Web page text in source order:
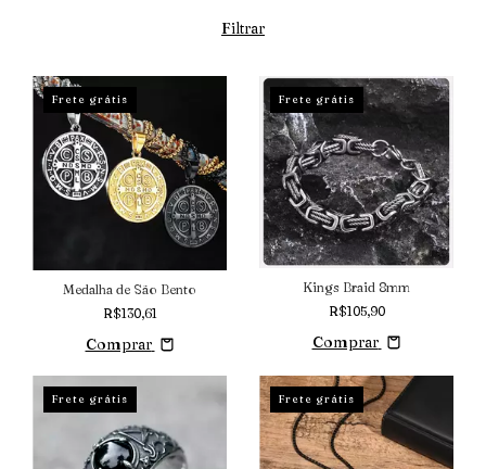
Filtrar
Frete grátis
Medalha de São Bento
R$130,61
Comprar
Frete grátis
Kings Braid 8mm
R$105,90
Comprar
Frete grátis Frete grátis